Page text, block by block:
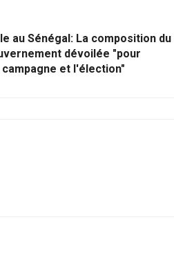
au Sénégal: La composition du
dévoilée "pour
et l'élection"